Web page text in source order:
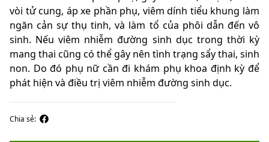
vòi tử cung, áp xe phần phụ, viêm dính tiểu khung làm
ngăn cản sự thụ tinh, và làm tổ của phôi dẫn đến vô
sinh. Nếu viêm nhiễm đường sinh dục trong thời kỳ
mang thai cũng có thể gây nên tình trạng sẩy thai, sinh
non. Do đó phụ nữ cần đi khám phụ khoa định kỳ để
phát hiện và điều trị viêm nhiễm đường sinh dục.
Chia sẻ: